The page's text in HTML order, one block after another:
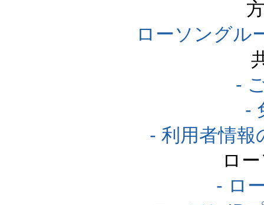
ローソングル
-
-
- 利用者情報
ロ
- ロ